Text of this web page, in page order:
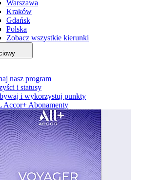
Warszawa
Kraków
Gdańsk
Polska
Zobacz wszystkie kierunki
nasz program
i statusy
i wykorzystuj punkty
Accor+ Abonamenty